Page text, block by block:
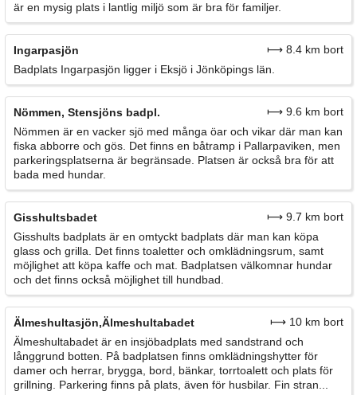
är en mysig plats i lantlig miljö som är bra för familjer.
Ingarpasjön
⟼ 8.4 km bort
Badplats Ingarpasjön ligger i Eksjö i Jönköpings län.
Nömmen, Stensjöns badpl.
⟼ 9.6 km bort
Nömmen är en vacker sjö med många öar och vikar där man kan
fiska abborre och gös. Det finns en båtramp i Pallarpaviken, men
parkeringsplatserna är begränsade. Platsen är också bra för att
bada med hundar.
Gisshultsbadet
⟼ 9.7 km bort
Gisshults badplats är en omtyckt badplats där man kan köpa
glass och grilla. Det finns toaletter och omklädningsrum, samt
möjlighet att köpa kaffe och mat. Badplatsen välkomnar hundar
och det finns också möjlighet till hundbad.
Älmeshultasjön,Älmeshultabadet
⟼ 10 km bort
Älmeshultabadet är en insjöbadplats med sandstrand och
långgrund botten. På badplatsen finns omklädningshytter för
damer och herrar, brygga, bord, bänkar, torrtoalett och plats för
grillning. Parkering finns på plats, även för husbilar. Fin stran...